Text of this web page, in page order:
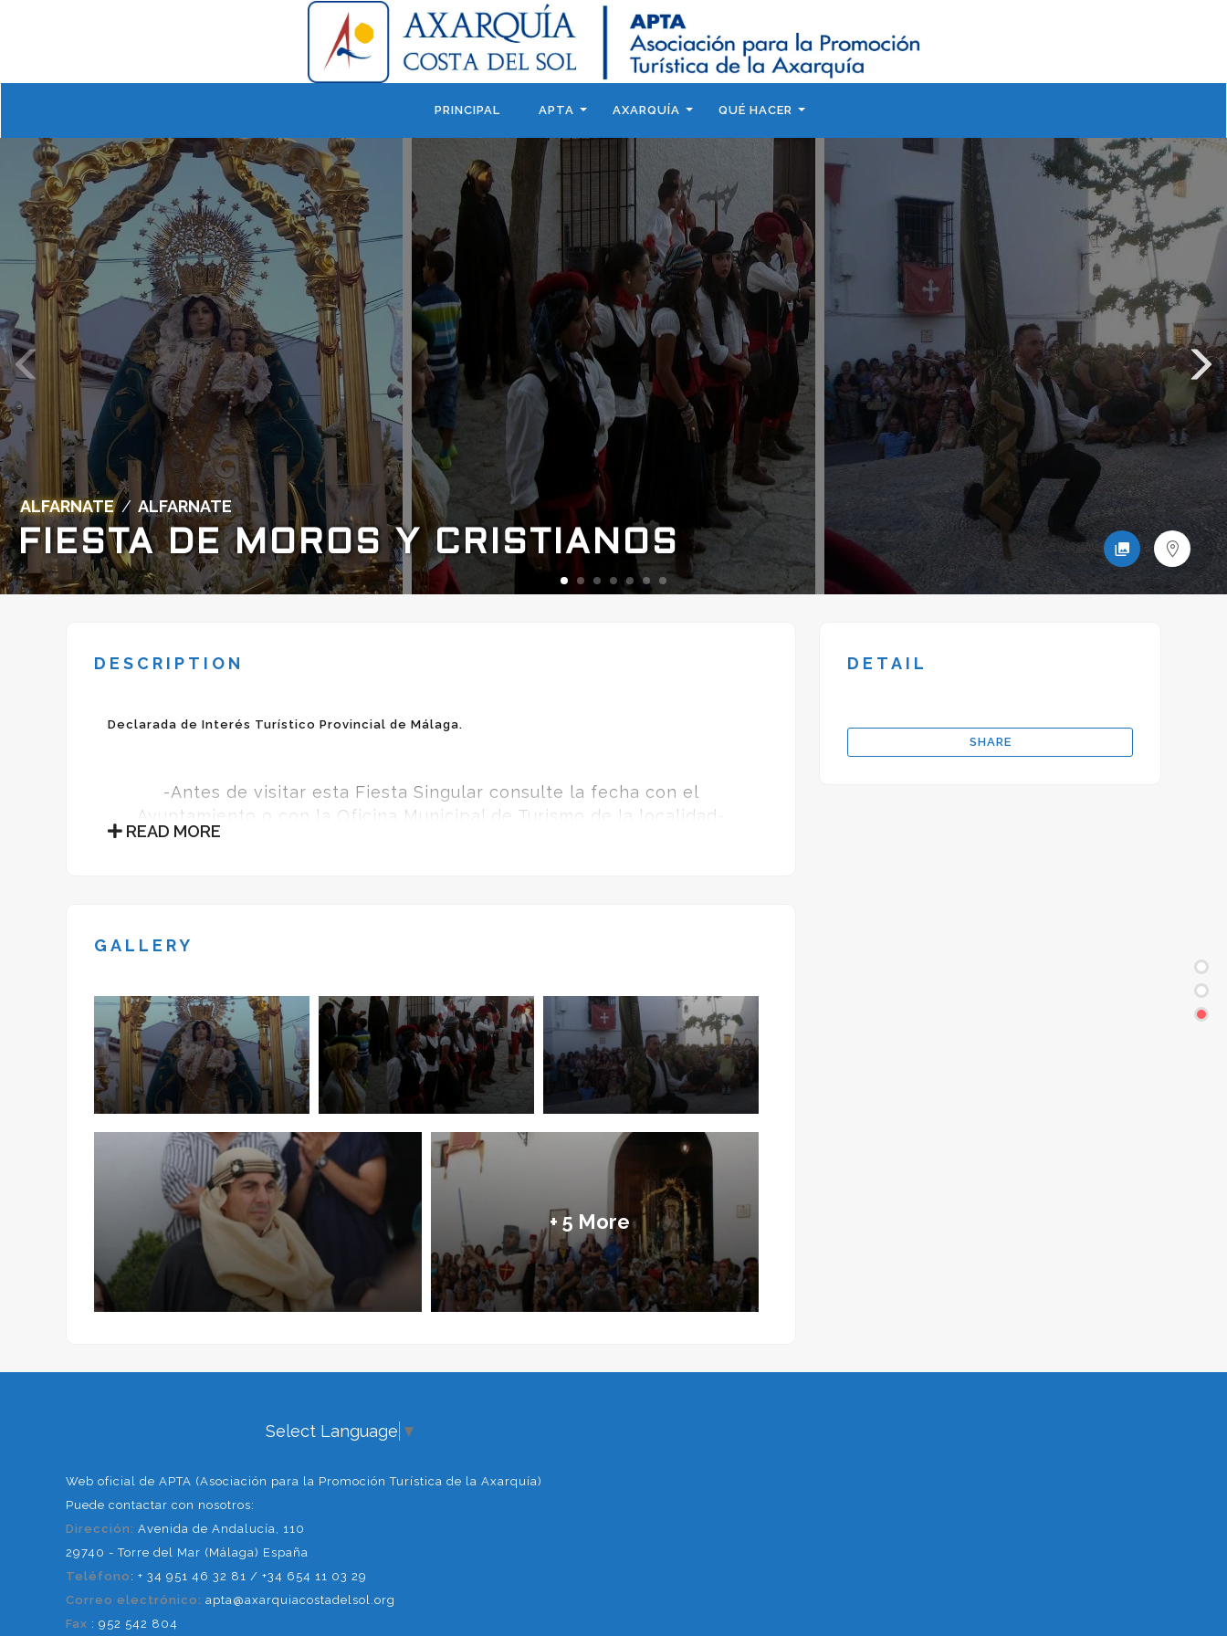
PRINCIPAL APTA AXARQUÍA QUÉ HACER
ALFARNATE / ALFARNATE
FIESTA DE MOROS Y CRISTIANOS
DESCRIPTION
Declarada de Interés Turístico Provincial de Málaga.
-Antes de visitar esta Fiesta Singular consulte la fecha con el
Ayuntamiento o con la Oficina Municipal de Turismo de la localidad-
localidad, componiendo un escenario perfecto para una de las
andaluces, dentro de las fiestas en honor a sus santos patrones.
La Embajada o fiesta de Moros y Cristianos se celebra en Alfarnate desde
el siglo XVII, y surge con motivo de la reconquista del Reino de Granada
por las tropas cristianas y la posterior expulsión de los moriscos.
El texto en el que se basa la historia pertenece a un romance llamado
“Las Relaciones”, de autor anónimo, en la que se representa una historia
en tres escenas que relata el robo y conquista de la Virgen de Monsalud
por las tropas moras y cristianas.
Alfarnate se transforma en un pueblo medieval adornado para la ocasión,
en el que el visitante puede diferenciar entre barrios cristianos y moros y
donde más de 400 personas se visten con trajes de época para hacer
recordar que el pueblo fue conquistado por las tropas cristianas.
Tras varias escaramuzas, finalmente las tropas cristianas recuperan la
imagen sagrada, obligando a los moriscos a restituirla a su templo.
READ MORE
GALLERY
+ 5 More
DETAIL
SHARE
Select Language ▼
Web oficial de APTA (Asociación para la Promoción Turística de la Axarquía)
Puede contactar con nosotros:
Dirección: Avenida de Andalucía, 110
29740 - Torre del Mar (Málaga) España
Teléfono : + 34 951 46 32 81 / +34 654 11 03 29
Correo electrónico: apta@axarquiacostadelsol.org
Fax : 952 542 804